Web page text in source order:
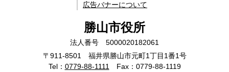
広告バナーについて
勝山市役所
法人番号 5000020182061
〒911-8501 福井県勝山市元町1丁目1番1号
Tel： 0779-88-1111 Fax：0779-88-1119